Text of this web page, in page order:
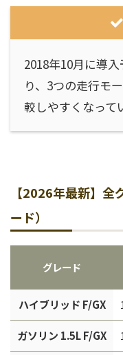
2018年10月に導
り、3つの走行モ
較しやすくなって
【2026年最新】全
ード）
グレード
ハイブリッド F/GX
ガソリン 1.5L F/GX